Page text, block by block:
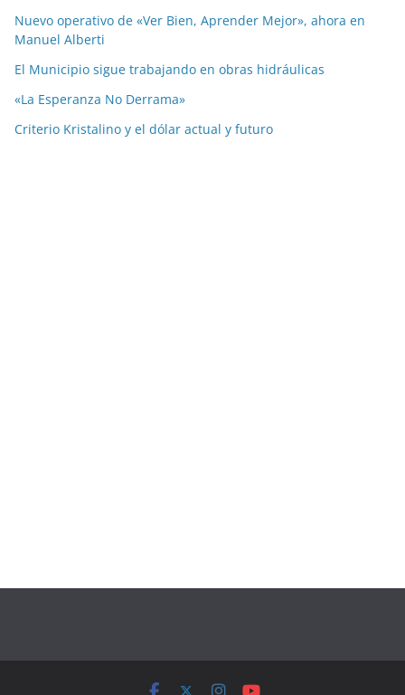
Nuevo operativo de «Ver Bien, Aprender Mejor», ahora en
Manuel Alberti
El Municipio sigue trabajando en obras hidráulicas
«La Esperanza No Derrama»
Criterio Kristalino y el dólar actual y futuro